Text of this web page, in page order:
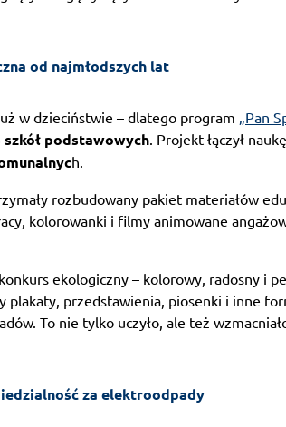
od najmłodszych lat
w dzieciństwie – dlatego program „Pan
podstawowych . Projekt łączył
h.
rozbudowany pakiet materiałów
kolorowanki i filmy animowane
ekologiczny – kolorowy, radosny i
plakaty, przedstawienia, piosenki i inne
To nie tylko uczyło, ale też
za elektroodpady